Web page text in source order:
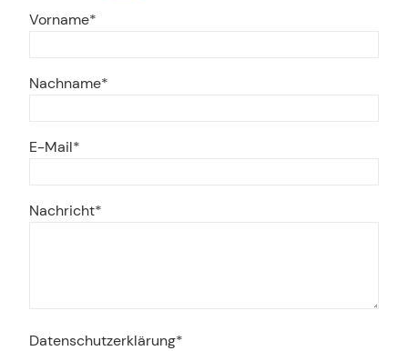
Vorname
Nachname
E-Mail
Nachricht
Datenschutzerklärung